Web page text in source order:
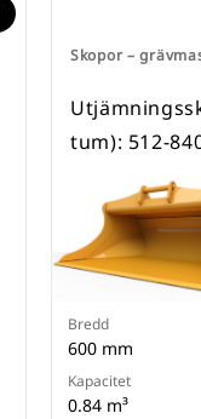
Skopor –
tum): 512-
Bredd
600 mm
Kapacitet
0.84 m³